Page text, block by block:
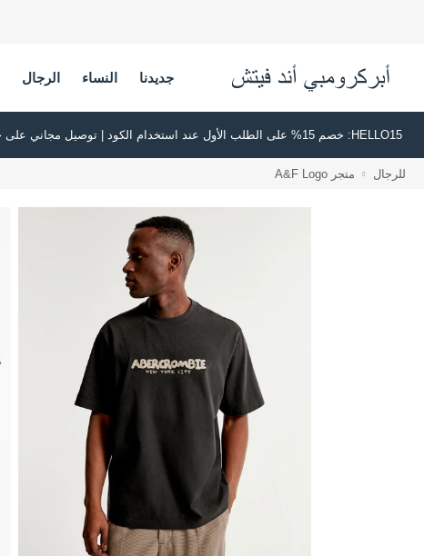
جديدنا النساء الرجال
HELLO15: خصم 15% على الطلب الأول عند استخدام الكود | توصيل مجاني على جميع الطلبات بقيمة 500 ريال سعودي أو أكثر | اشترِ الآن وادفع لاحقًا عبر تابي وتمارا
للرجال متجر A&F Logo